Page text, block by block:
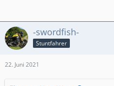
Strom (K04)-Suzuki V-Strom 650 (L2)-
Yamaha XSR 900-Yamaha Tracer 900 GT-
1200 Inazuma-Moto Guzzi 850 V7 Special
-swordfish-
Stuntfahrer
22. Juni 2021